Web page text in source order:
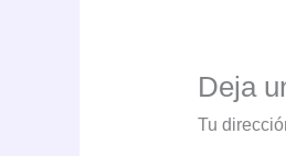
Deja
Tu